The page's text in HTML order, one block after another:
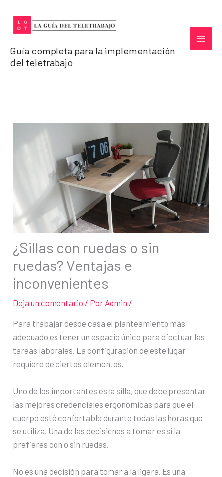
contenido
Guía completa para la implementación
del teletrabajo
¿Sillas con ruedas o sin
ruedas? Ventajas e
inconvenientes
Deja un comentario / Por Admin /
Para trabajar desde casa el planteamiento más
adecuado es tener un espacio único para efectuar las
tareas laborales. La configuración de este lugar
requiere de ciertos elementos.
Uno de los importantes es la silla, que debe presentar
las mejores credenciales ergonómicas para que el
cuerpo esté confortable durante todas las horas que
se utiliza. Una de las decisiones a tomar es si la
prefieres con o sin ruedas.
No es una decisión para tomar a la ligera. Es una